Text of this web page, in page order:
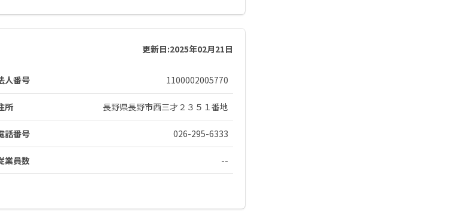
更新日:2025年02月21日
人番号 1100002005770
所 長野県長野市西三才２３５１番地
話番号 026-295-6333
業員数 --